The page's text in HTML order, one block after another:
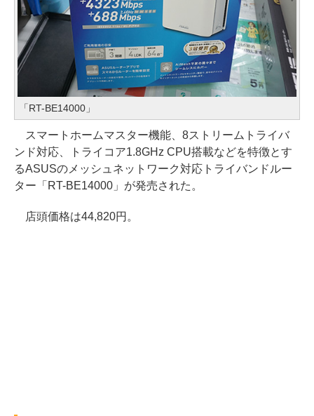
「RT-BE14000」
スマートホームマスター機能、8ストリームトライバ
ンド対応、トライコア1.8GHz CPU搭載などを特徴とす
るASUSのメッシュネットワーク対応トライバンドルー
ター「RT-BE14000」が発売された。
店頭価格は44,820円。